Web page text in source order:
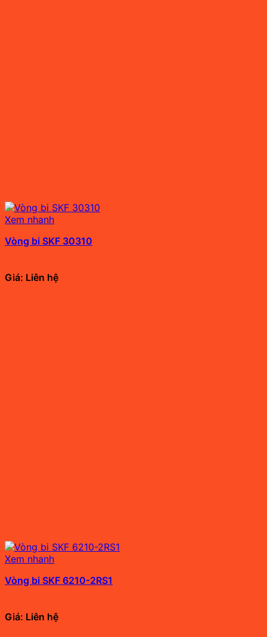
Xem nhanh
Vòng bi SKF 30310
Giá: Liên hệ
Xem nhanh
Vòng bi SKF 6210-2RS1
Giá: Liên hệ